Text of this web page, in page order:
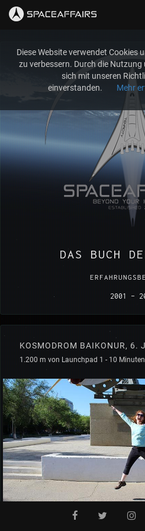
DAS BUCH
2001 -
KOSMODROM BAIKONUR, 6.
1.200 m von Launchpad 1 - 10
Diese Website verwendet Cookies
zu verbessern. Durch die Nutzung
sich mit unseren
einverstanden.
Mehr